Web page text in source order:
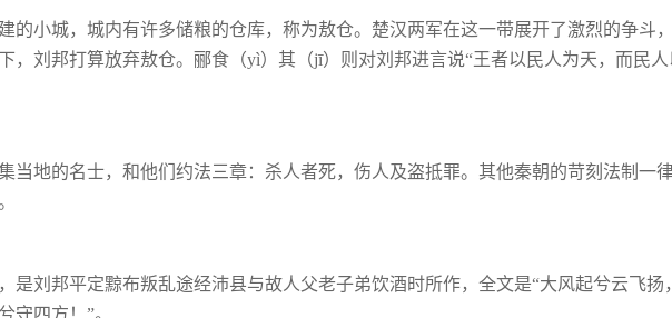
的小城，城内有许多储粮的仓库，称为敖仓。楚汉两军在这一带展开了激烈的争斗
，刘邦打算放弃敖仓。郦食（yì）其 （jī）则对刘邦进言说“王者以民人为天，而民人
当地的名士，和他们约法三章：杀人者死，伤人及盗抵罪。其他秦朝的苛刻法制一
是刘邦平定黥布叛乱途经沛县与故人父老子弟饮酒时所作，全文是“大风起兮云飞扬
守四方！”。